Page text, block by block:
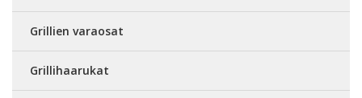
Grillien varaosat
Grillihaarukat